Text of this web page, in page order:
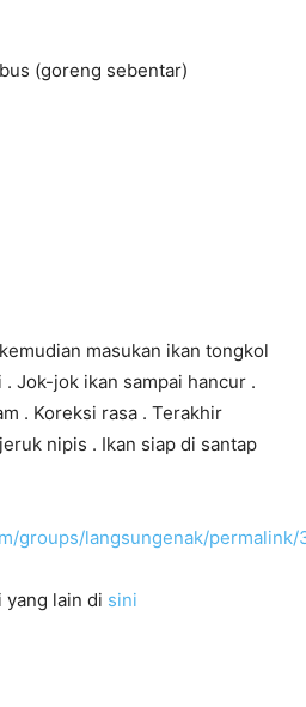
(goreng sebentar)
masukan ikan tongkol
Jok-jok ikan sampai hancur .
. Koreksi rasa . Terakhir
nipis . Ikan siap di santap
groups/langsungenak/
yang lain di sini